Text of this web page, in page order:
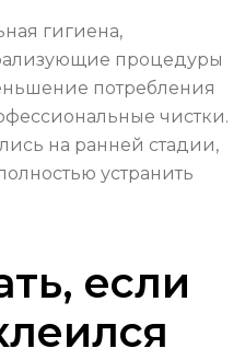
гигиена,
процедуры
потребления
чистки.
на ранней стадии,
устранить
если